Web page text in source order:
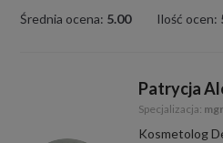
Średnia ocena: 5.00 Ilość ocen:
Patrycja
Specjalizacja:
Kosmetolog